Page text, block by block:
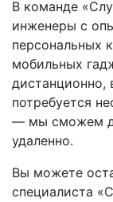
В команде
инженеры с
персональных
мобильных
потребуется
— мы сможем
удаленно.
Вы можете
специалиста